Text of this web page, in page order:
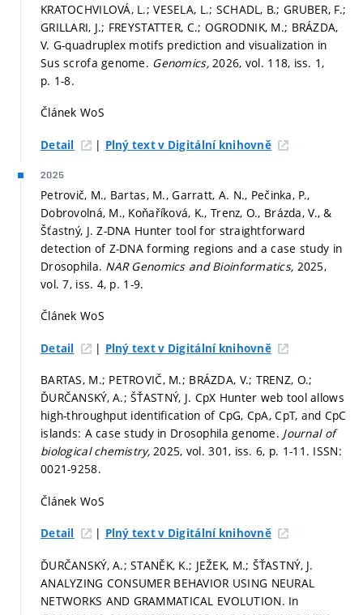
KRATOCHVILOVÁ, L.; VESELA, L.; SCHADL, B.; GRUBER, F.;
GRILLARI, J.; FREYSTATTER, C.; OGRODNIK, M.; BRÁZDA,
V. G-quadruplex motifs prediction and visualization in
Sus scrofa genome. Genomics, 2026, vol. 118, iss. 1,
p. 1-8.
Článek WoS
Detail | Plný text v Digitální knihovně
2025
Petrovič, M., Bartas, M., Garratt, A. N., Pečinka, P.,
Dobrovolná, M., Koňaříková, K., Trenz, O., Brázda, V., &
Šťastný, J. Z-DNA Hunter tool for straightforward
detection of Z-DNA forming regions and a case study in
Drosophila. NAR Genomics and Bioinformatics, 2025,
vol. 7, iss. 4, p. 1-9.
Článek WoS
Detail | Plný text v Digitální knihovně
BARTAS, M.; PETROVIČ, M.; BRÁZDA, V.; TRENZ, O.;
ĎURČANSKÝ, A.; ŠŤASTNÝ, J. CpX Hunter web tool allows
high-throughput identification of CpG, CpA, CpT, and CpC
islands: A case study in Drosophila genome. Journal of
biological chemistry,2025, vol. 301, iss. 6, p. 1-11. ISSN:
0021-9258.
Článek WoS
Detail | Plný text v Digitální knihovně
ĎURČANSKÝ, A.; STANĚK, K.; JEŽEK, M.; ŠŤASTNÝ, J.
ANALYZING CONSUMER BEHAVIOR USING NEURAL
NETWORKS AND GRAMMATICAL EVOLUTION. In